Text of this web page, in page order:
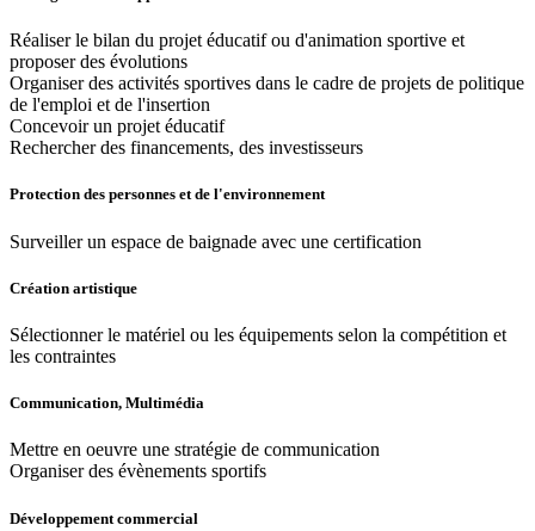
Réaliser le bilan du projet éducatif ou d'animation sportive et
proposer des évolutions
Organiser des activités sportives dans le cadre de projets de politique
de l'emploi et de l'insertion
Concevoir un projet éducatif
Rechercher des financements, des investisseurs
Protection des personnes et de l'environnement
Surveiller un espace de baignade avec une certification
Création artistique
Sélectionner le matériel ou les équipements selon la compétition et
les contraintes
Communication, Multimédia
Mettre en oeuvre une stratégie de communication
Organiser des évènements sportifs
Développement commercial